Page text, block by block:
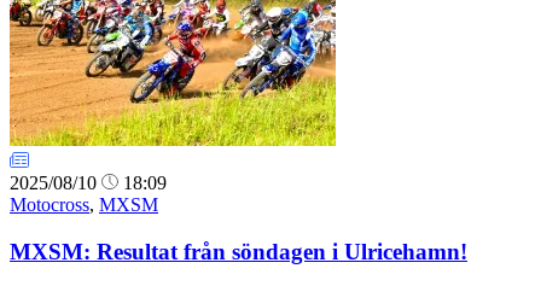
2025/08/10
18:09
Motocross, MXSM
MXSM: Resultat från söndagen i Ulricehamn!